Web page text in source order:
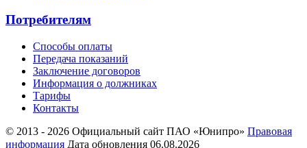
Потребителям
Способы оплаты
Передача показаний
Заключение договоров
Информация о должниках
Тарифы
Контакты
© 2013 - 2026 Официальный сайт ПАО «Юнипро» Правовая
информация Дата обновления 06.08.2026